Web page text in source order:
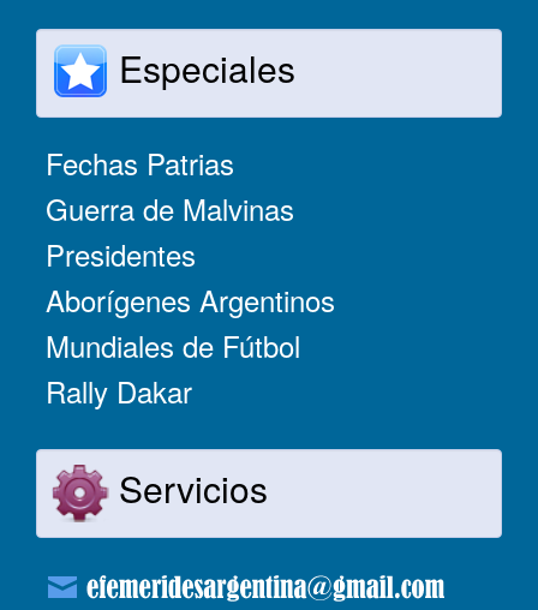
Especiales
Fechas Patrias
Guerra de Malvinas
Presidentes
Aborígenes Argentinos
Mundiales de Fútbol
Rally Dakar
Servicios